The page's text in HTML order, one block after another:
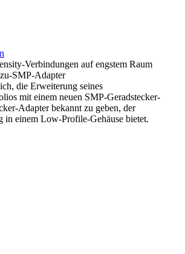
Verbindungen auf engstem Raum
SMP-Adapter
die Erweiterung seines
mit einem neuen SMP-Geradstecker-
Adapter bekannt zu geben, der
in einem Low-Profile-Gehäuse bietet.